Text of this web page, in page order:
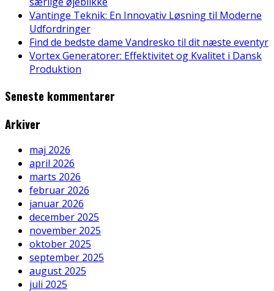
Vantinge Teknik: En Innovativ Løsning til Moderne
Udfordringer
Find de bedste dame Vandresko til dit næste eventyr
Vortex Generatorer: Effektivitet og Kvalitet i Dansk
Produktion
Seneste kommentarer
Arkiver
maj 2026
april 2026
marts 2026
februar 2026
januar 2026
december 2025
november 2025
oktober 2025
september 2025
august 2025
juli 2025